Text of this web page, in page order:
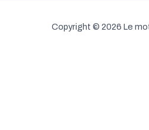
Copyright © 2026 Le